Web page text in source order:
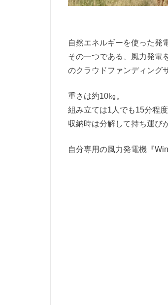
自然エネルギーを使った発
その一つである、風力発電
のクラウドファンディング
重さは約10㎏。
組み立ては1人でも15分程度
収納時は分解して持ち運び
自分専用の風力発電機『